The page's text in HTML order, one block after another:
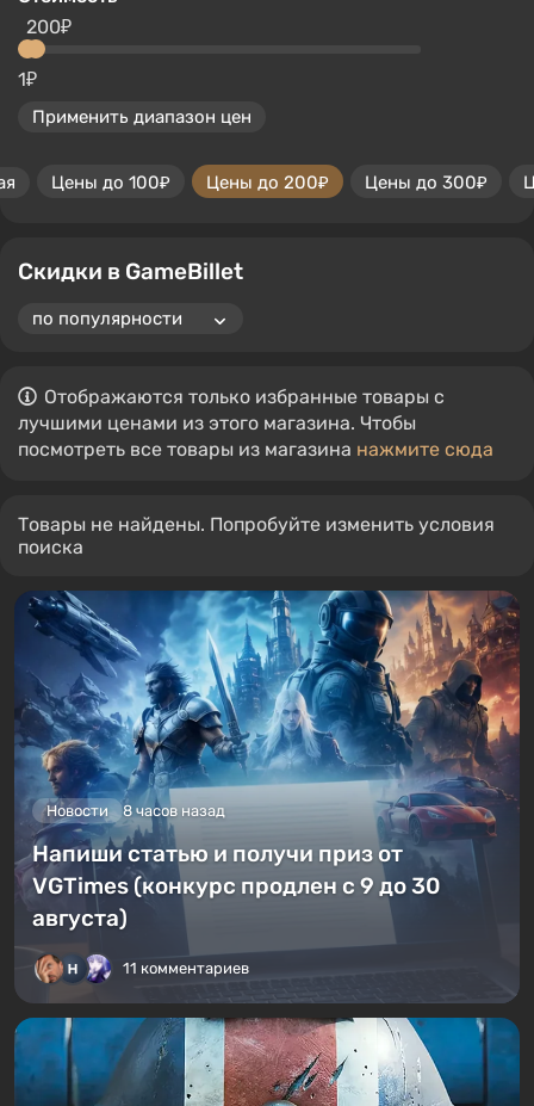
1₽
200₽
Применить диапазон цен
Цены до 100₽ Цены до 200₽ Цены до 300₽
Скидки в GameBillet
Отображаются только избранные товары с
лучшими ценами из этого магазина. Чтобы
посмотреть все товары из магазина нажмите сюда
Товары не найдены. Попробуйте изменить условия
поиска
Новости 8 часов назад
Напиши статью и получи приз от
VGTimes (конкурс продлен с 9 до 30
августа)
11 комментариев